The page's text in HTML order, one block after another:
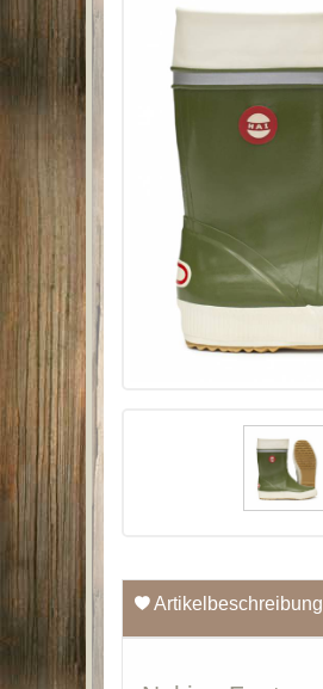
Artikelbeschreibung